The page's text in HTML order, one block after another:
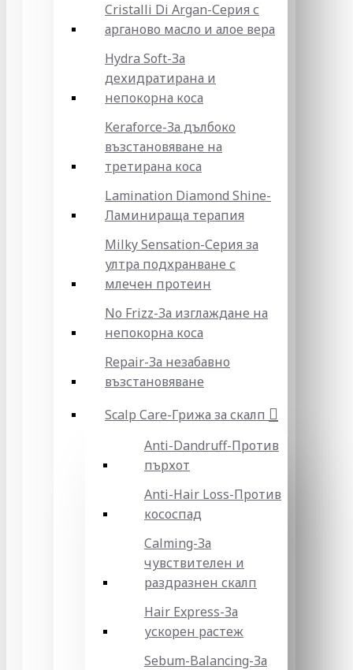
Cristalli Di Argan-Серия с
арганово масло и алое вера
Hydra Soft-За
дехидратирана и
непокорна коса
Keraforce-За дълбоко
възстановяване на
третирана коса
Lamination Diamond Shine-
Ламинираща терапия
Milky Sensation-Серия за
ултра подхранване с
млечен протеин
No Frizz-За изглаждане на
непокорна коса
Repair-За незабавно
възстановяване
Scalp Care-Грижа за скалп
Anti-Dandruff-Против
пърхот
Anti-Hair Loss-Против
кососпад
Calming-За
чувствителен и
раздразнен скалп
Hair Express-За
ускорен растеж
Sebum-Balancing-За